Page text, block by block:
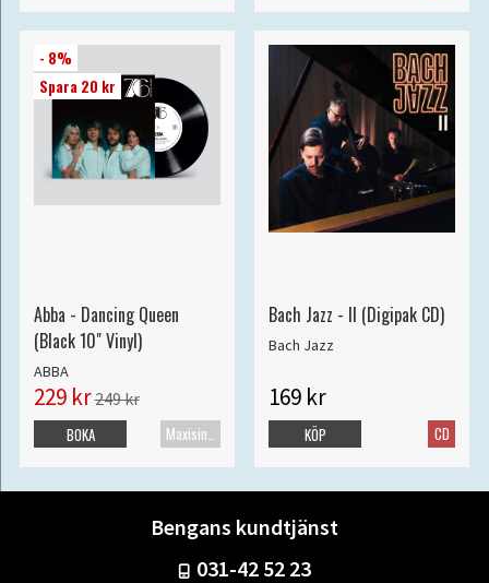
- 8%
Spara 20 kr
Abba - Dancing Queen
(Black 10" Vinyl)
ABBA
229 kr249 kr
Maxisingel
BOKA
Bach Jazz - II (Digipak CD)
Bach Jazz
169 kr
CD
KÖP
Bengans kundtjänst
031-42 52 23